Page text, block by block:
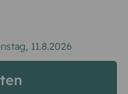
11.8.2026